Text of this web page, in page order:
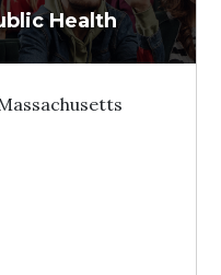
Health